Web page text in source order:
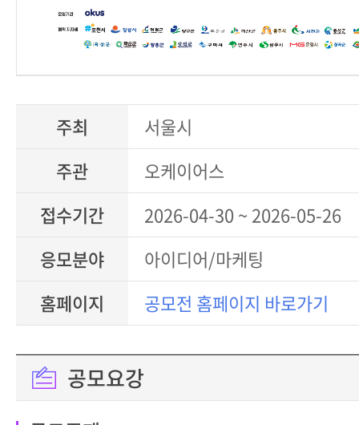
주최
서울시
주관
오케이어스
접수기간
2026-04-30 ~ 2026-05-26
응모분야
아이디어/마케팅
홈페이지
공모전 홈페이지 바로가기
공모요강